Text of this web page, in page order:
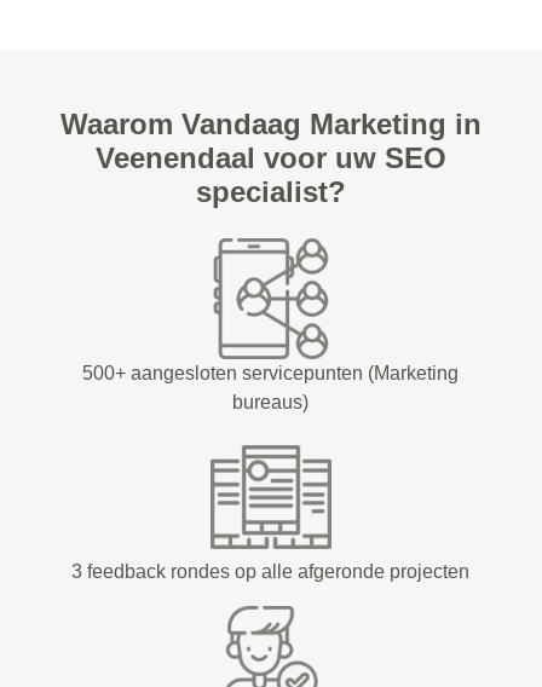
Waarom Vandaag Marketing in
Veenendaal voor uw SEO
specialist?
500+ aangesloten servicepunten (Marketing
bureaus)
3 feedback rondes op alle afgeronde projecten